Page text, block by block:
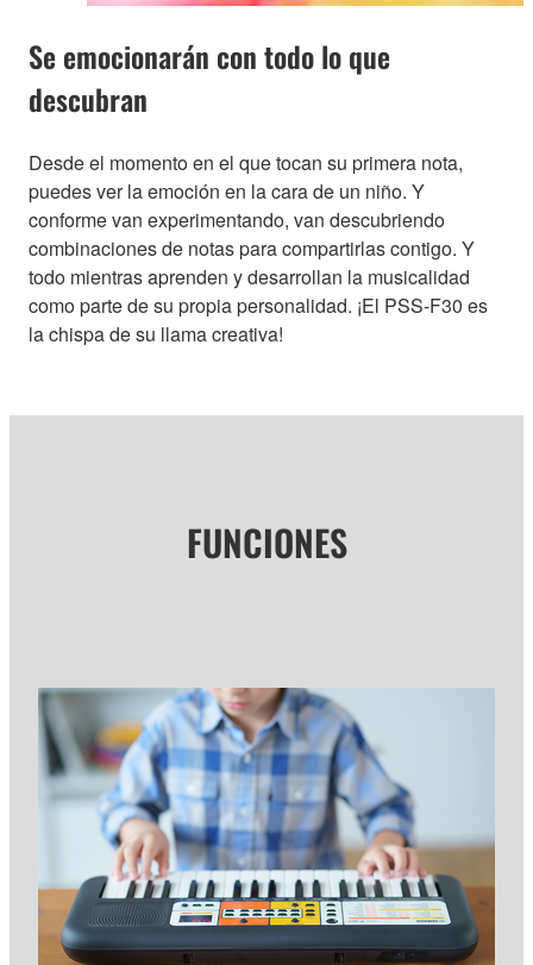
Se emocionarán con todo lo que
descubran
Desde el momento en el que tocan su primera nota,
puedes ver la emoción en la cara de un niño. Y
conforme van experimentando, van descubriendo
combinaciones de notas para compartirlas contigo. Y
todo mientras aprenden y desarrollan la musicalidad
como parte de su propia personalidad. ¡El PSS-F30 es
la chispa de su llama creativa!
FUNCIONES